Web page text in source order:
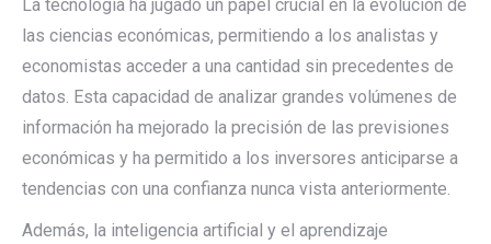
La tecnología ha jugado un papel crucial en la evolución de
las ciencias económicas, permitiendo a los analistas y
economistas acceder a una cantidad sin precedentes de
datos. Esta capacidad de analizar grandes volúmenes de
información ha mejorado la precisión de las previsiones
económicas y ha permitido a los inversores anticiparse a
tendencias con una confianza nunca vista anteriormente.
Además, la inteligencia artificial y el aprendizaje